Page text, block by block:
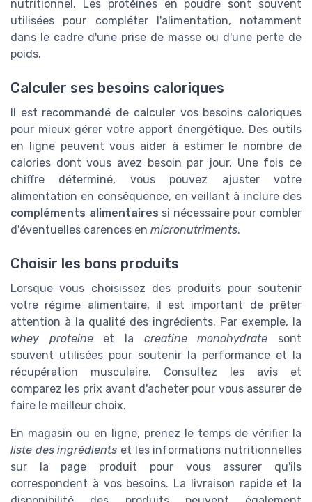
nutritionnel. Les protéines en poudre sont souvent
utilisées pour compléter l'alimentation, notamment
dans le cadre d'une prise de masse ou d'une perte de
poids.
Calculer ses besoins caloriques
Il est recommandé de calculer vos besoins caloriques
pour mieux gérer votre apport énergétique. Des outils
en ligne peuvent vous aider à estimer le nombre de
calories dont vous avez besoin par jour. Une fois ce
chiffre déterminé, vous pouvez ajuster votre
alimentation en conséquence, en veillant à inclure des
compléments alimentaires si nécessaire pour combler
d'éventuelles carences en micronutriments.
Choisir les bons produits
Lorsque vous choisissez des produits pour soutenir
votre régime alimentaire, il est important de prêter
attention à la qualité des ingrédients. Par exemple, la
whey proteineet la creatine monohydrate sont
souvent utilisées pour soutenir la performance et la
récupération musculaire. Consultez les avis et
comparez les prix avant d'acheter pour vous assurer de
faire le meilleur choix.
En magasin ou en ligne, prenez le temps de vérifier la
liste des ingrédients et les informations nutritionnelles
sur la page produit pour vous assurer qu'ils
correspondent à vos besoins. La livraison rapide et la